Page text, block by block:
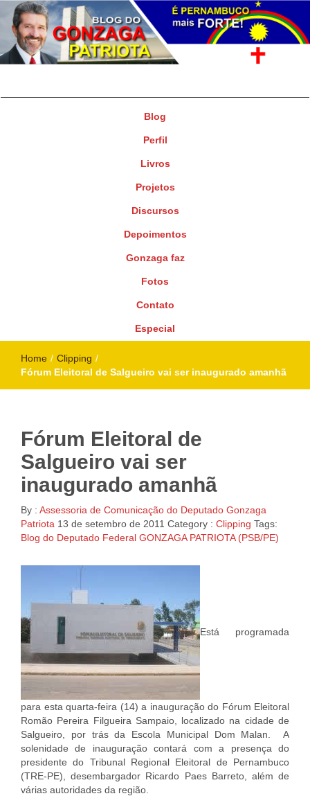
Blog
Perfil
Livros
Projetos
Discursos
Depoimentos
Gonzaga faz
Fotos
Contato
Especial
Home / Clipping /
Fórum Eleitoral de Salgueiro vai ser inaugurado amanhã
Fórum Eleitoral de
Salgueiro vai ser
inaugurado amanhã
By : Assessoria de Comunicação do Deputado Gonzaga
Patriota 13 de setembro de 2011 Category : Clipping Tags:
Blog do Deputado Federal GONZAGA PATRIOTA (PSB/PE)
Está programada
para esta quarta-feira (14) a inauguração do Fórum Eleitoral
Romão Pereira Filgueira Sampaio, localizado na cidade de
Salgueiro, por trás da Escola Municipal Dom Malan. A
solenidade de inauguração contará com a presença do
presidente do Tribunal Regional Eleitoral de Pernambuco
(TRE-PE), desembargador Ricardo Paes Barreto, além de
várias autoridades da região.